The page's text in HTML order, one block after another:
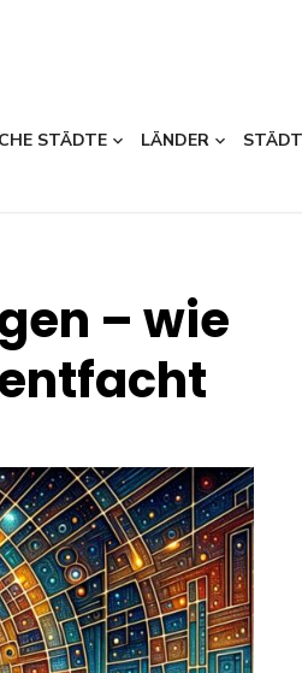
STÄDTE LÄNDER
– wie